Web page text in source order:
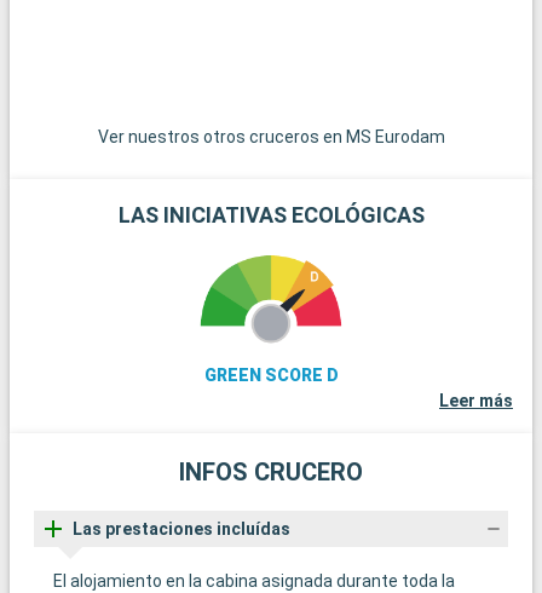
Ver nuestros otros cruceros en MS Eurodam
LAS INICIATIVAS ECOLÓGICAS
GREEN SCORE D
Leer más
INFOS CRUCERO
Las prestaciones incluídas
El alojamiento en la cabina asignada durante toda la